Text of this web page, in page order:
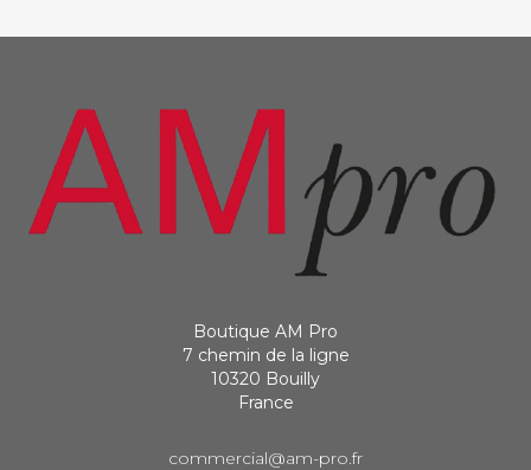
Boutique AM Pro
7 chemin de la ligne
10320 Bouilly
France
commercial@am-pro.fr